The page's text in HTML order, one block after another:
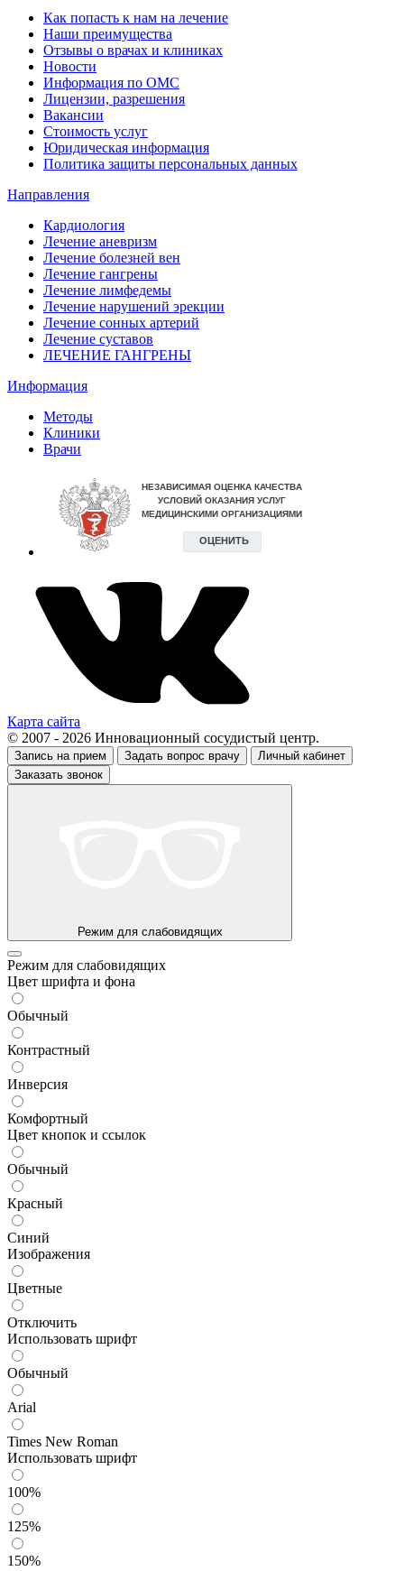
Как попасть к нам на лечение
Наши преимущества
Отзывы о врачах и клиниках
Новости
Информация по ОМС
Лицензии, разрешения
Вакансии
Стоимость услуг
Юридическая информация
Политика защиты персональных данных
Направления
Кардиология
Лечение аневризм
Лечение болезней вен
Лечение гангрены
Лечение лимфедемы
Лечение нарушений эрекции
Лечение сонных артерий
Лечение суставов
ЛЕЧЕНИЕ ГАНГРЕНЫ
Информация
Методы
Клиники
Врачи
Карта сайта
© 2007 - 2026 Инновационный сосудистый центр.
Запись на прием Задать вопрос врачу
Личный кабинет
Заказать звонок
Режим для слабовидящих
Режим для слабовидящих
Цвет шрифта и фона
Обычный
Контрастный
Инверсия
Комфортный
Цвет кнопок и ссылок
Обычный
Красный
Синий
Изображения
Цветные
Отключить
Использовать шрифт
Обычный
Arial
Times New Roman
Использовать шрифт
100%
125%
150%